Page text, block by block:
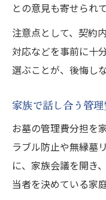
との意見も寄せられ
注意点として、契約
対応などを事前に十
選ぶことが、後悔し
家族で話し合う管
お墓の管理費分担を
ラブル防止や無縁墓
に、家族会議を開き
当者を決めている家